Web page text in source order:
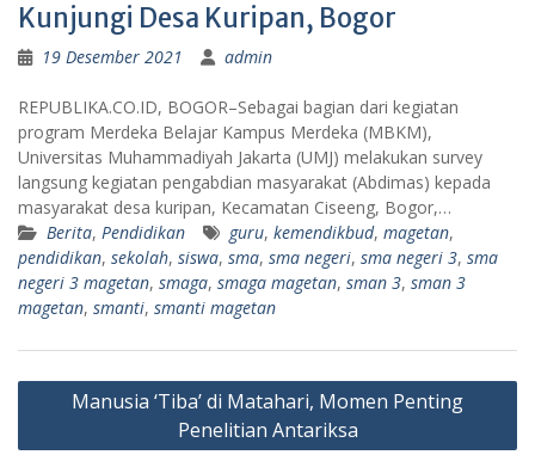
Kunjungi Desa Kuripan, Bogor
19 Desember 2021 admin
REPUBLIKA.CO.ID, BOGOR–Sebagai bagian dari kegiatan
program Merdeka Belajar Kampus Merdeka (MBKM),
Universitas Muhammadiyah Jakarta (UMJ) melakukan survey
langsung kegiatan pengabdian masyarakat (Abdimas) kepada
masyarakat desa kuripan, Kecamatan Ciseeng, Bogor,…
Berita, Pendidikan guru, kemendikbud, magetan,
pendidikan, sekolah, siswa, sma, sma negeri, sma negeri 3, sma
negeri 3 magetan, smaga, smaga magetan, sman 3, sman 3
magetan, smanti, smanti magetan
Navigasi
Manusia ‘Tiba’ di Matahari, Momen Penting
Penelitian Antariksa